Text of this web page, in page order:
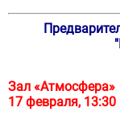
Зал «Атмосфера»
17 февраля,